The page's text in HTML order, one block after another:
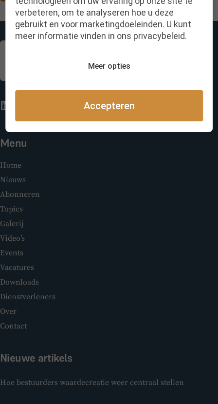
Menu
Home
Nieuws
Abonneren
Topics
Galerij
Video’s
Events
Vacatures
Downloads
Dienstverleners
Over
Contact
Nieuwe artikels
Hoe bestuurders waardecreatie weer centraal stellen
verbeteren, om te analyseren hoe u deze
gebruikt en voor marketingdoeleinden. U kunt
meer informatie vinden in ons privacybeleid.
Meer opties
Accepteren